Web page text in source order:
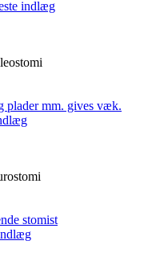
indlæg
plader mm. gives væk.
stomist